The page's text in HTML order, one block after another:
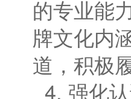
的专业能
牌文化内
道，积极
4. 强化